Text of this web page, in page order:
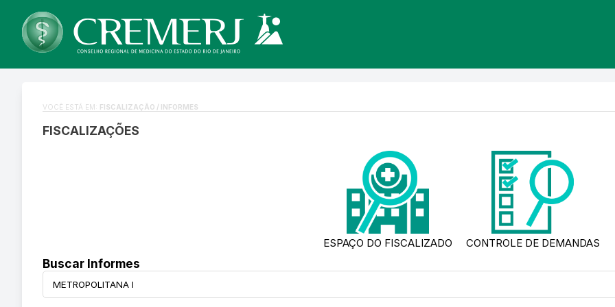
VOCÊ ESTÁ EM: FISCALIZAÇÃO / INFORMES
FISCALIZAÇÕES
ESPAÇO DO FISCALIZADO CONTROLE DE DEMANDAS
Buscar Informes